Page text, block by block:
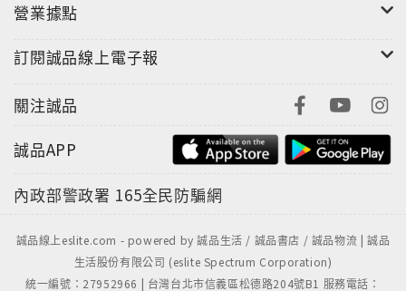
營業據點
訂閱誠品線上電子報
關注誠品
誠品APP
內政部警政署 165全民防騙網
誠品線上eslite.com - powered by 誠品生活 / 誠品書店 / 誠品物流 | 誠品
生活股份有限公司 (eslite Spectrum Corporation)
統一編號：27952966 | 台灣台北市信義區松德路204號B1 服務電話：